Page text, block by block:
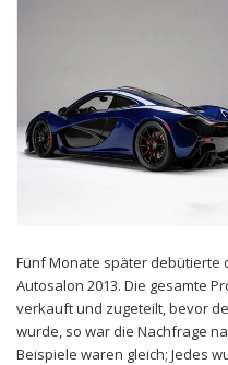
Fünf Monate später debütierte
Autosalon 2013. Die gesamte
verkauft und zugeteilt, bevor
wurde, so war die Nachfrage
Beispiele waren gleich; Jedes